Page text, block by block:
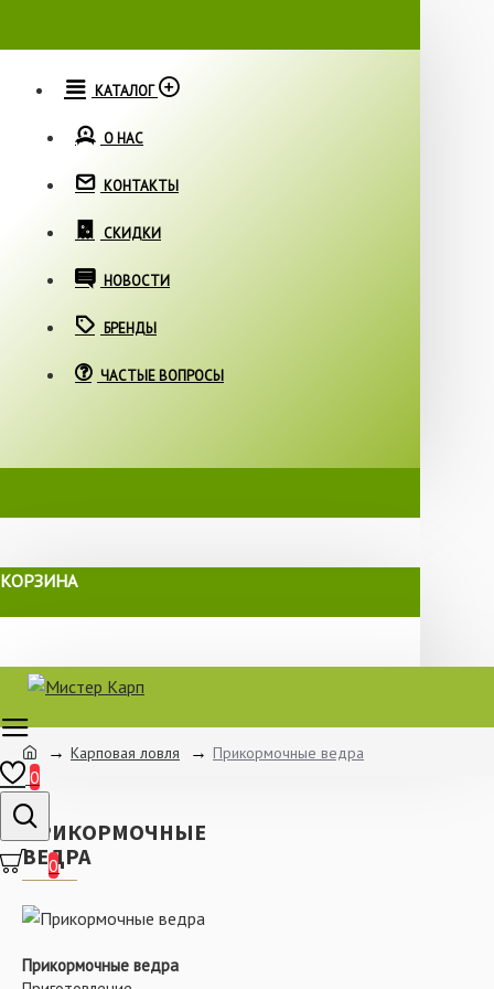
КАТАЛОГ
О НАС
КОНТАКТЫ
СКИДКИ
НОВОСТИ
БРЕНДЫ
ЧАСТЫЕ ВОПРОСЫ
КОРЗИНА
0
0
Карповая ловля Прикормочные ведра
ПРИКОРМОЧНЫЕ
ВЕДРА
Прикормочные ведра